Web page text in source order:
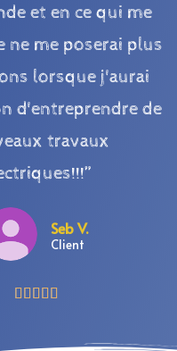
et en ce qui me
ne me poserai plus
lorsque j'aurai
d'entreprendre de
travaux
Seb V.
Client
    